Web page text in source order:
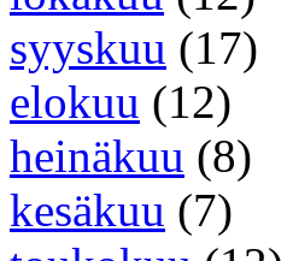
syyskuu (17)
elokuu (12)
heinäkuu (8)
kesäkuu (7)